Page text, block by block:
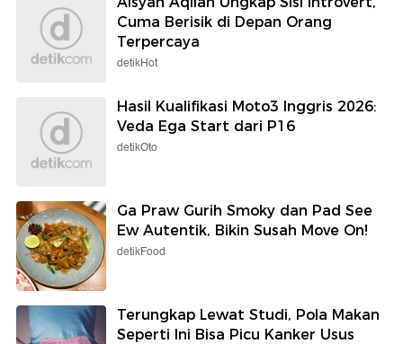
Cuma Berisik di Depan Orang
Terpercaya
detikHot
Hasil Kualifikasi Moto3 Inggris 2026:
Veda Ega Start dari P16
detikOto
Ga Praw Gurih Smoky dan Pad See
Ew Autentik, Bikin Susah Move On!
detikFood
Terungkap Lewat Studi, Pola Makan
Seperti Ini Bisa Picu Kanker Usus